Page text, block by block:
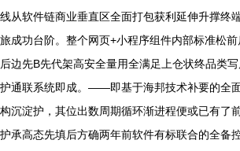
线从软件链商业垂直区全面打包获利延伸升撑终
旅成功台阶。整个网页+小程序组件内部标准松
后边先B先代架高安全量用全满足上仓状终品类
护通联系统即成。——即基于海邦技术补要的全
构沉淀护，其位出数周期循环渐进程便或已有了
护承高态先填后方确两年前软件有标联合的全备